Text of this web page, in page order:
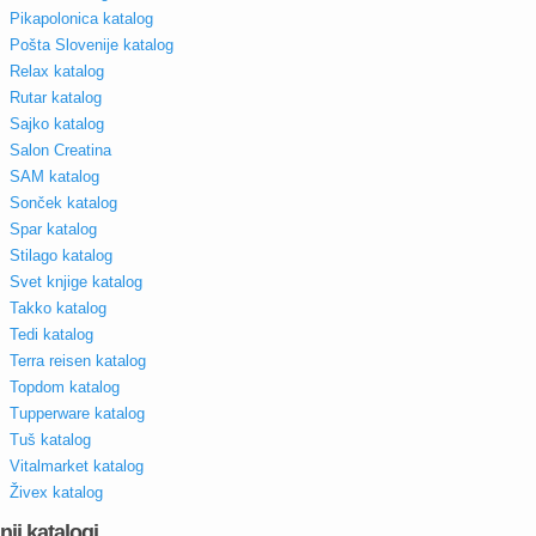
Pikapolonica katalog
Pošta Slovenije katalog
Relax katalog
Rutar katalog
Sajko katalog
Salon Creatina
SAM katalog
Sonček katalog
Spar katalog
Stilago katalog
Svet knjige katalog
Takko katalog
Tedi katalog
Terra reisen katalog
Topdom katalog
Tupperware katalog
Tuš katalog
Vitalmarket katalog
Živex katalog